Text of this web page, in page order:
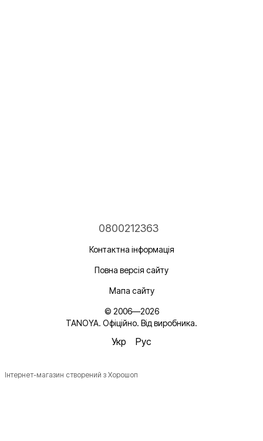
0800212363
Контактна інформація
Повна версія сайту
Мапа сайту
© 2006—2026
TANOYA. Офіційно. Від виробника.
Укр Рус
Інтернет-магазин створений з Хорошоп